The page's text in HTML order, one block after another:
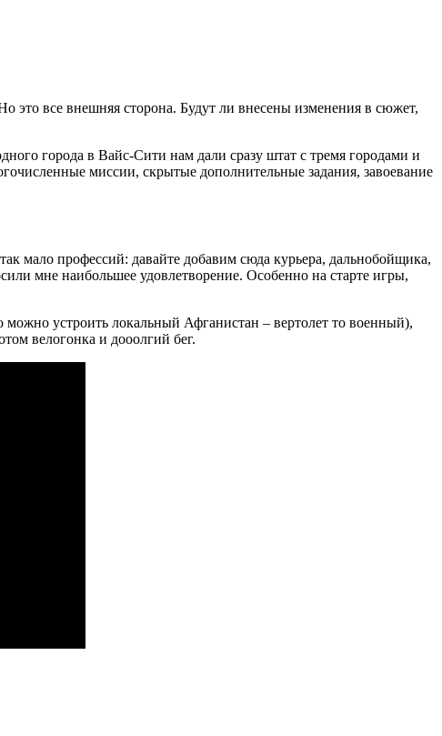
это все внешняя сторона. Будут ли внесены изменения в сюжет,
города в Вайс-Сити нам дали сразу штат с тремя городами и
миссии, скрытые дополнительные задания, завоевание
мало профессий: давайте добавим сюда курьера, дальнобойщика,
мне наибольшее удовлетворение. Особенно на старте игры,
можно устроить локальный Афганистан – вертолет то военный),
велогонка и дооолгий бег.